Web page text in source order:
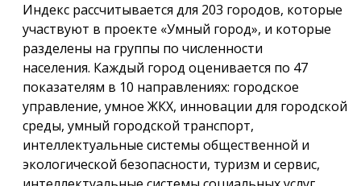
Индекс рассчитывается для 203 городов, которые
участвуют в проекте «Умный город», и которые
разделены на группы по численности
населения. Каждый город оценивается по 47
показателям в 10 направлениях: городское
управление, умное ЖКХ, инновации для городской
среды, умный городской транспорт,
интеллектуальные системы общественной и
экологической безопасности, туризм и сервис,